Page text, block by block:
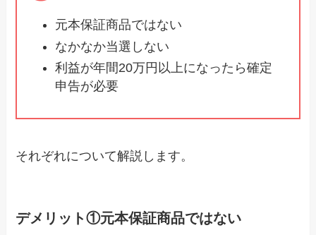
元本保証商品ではない
なかなか当選しない
利益が年間20万円以上になったら確定
申告が必要
それぞれについて解説します。
デメリット①元本保証商品ではない